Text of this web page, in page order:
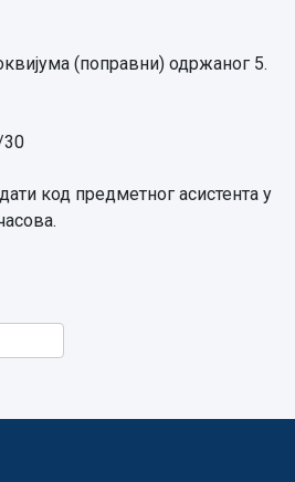
(поправни) одржаног 5.
30
код предметног асистента у